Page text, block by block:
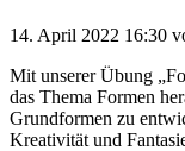
14. April 2022 16:30
Mit unserer Übung
das Thema Formen
Grundformen zu
Kreativität und